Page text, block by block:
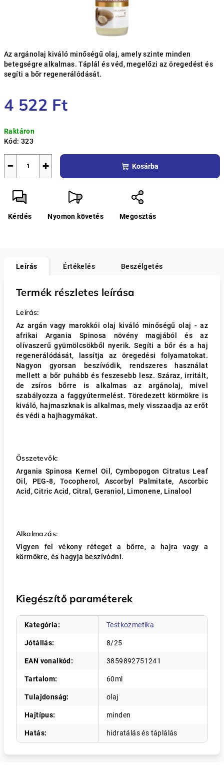
Az argánolaj kiváló minőségű olaj, amely szinte minden
betegségre alkalmas. Táplál és véd, megelőzi az öregedést és
segíti a bőr regenerálódását.
4 522 Ft
Raktáron
Kód: 323
+
− Kosárba
Kérdés Nyomon követés Megosztás
Leírás Értékelés Beszélgetés
Termék részletes leírása
Leírás:
Az argán vagy marokkói olaj kiváló minőségű olaj - az
afrikai Argania Spinosa növény magjából és az
olívaszerű gyümölcsökből nyerik. Segíti a bőr és a haj
regenerálódását, lassítja az öregedési folyamatokat.
Nagyon gyorsan beszívódik, rendszeres használat
mellett a bőr puhább és feszesebb lesz. Száraz, irritált,
de zsíros bőrre is alkalmas az argánolaj, mivel
szabályozza a faggyútermelést. Töredezett körmökre is
kiváló, hajmaszknak is alkalmas, mely visszaadja az erőt
és védi a hajhagymákat.
Összetevők:
Argania Spinosa Kernel Oil, Cymbopogon Citratus Leaf
Oil, PEG-8, Tocopherol, Ascorbyl Palmitate, Ascorbic
Acid, Citric Acid, Citral, Geraniol, Limonene, Linalool
Alkalmazás:
Vigyen fel vékony réteget a bőrre, a hajra vagy a
körmökre, és hagyja beszívódni.
Kiegészítő paraméterek
Kategória: Testkozmetika
Jótállás: 8/25
EAN vonalkód : 3859892751241
Tartalom: 60ml
Tulajdonság: olaj
Hajtípus: minden
Hatás: hidratálás és táplálás